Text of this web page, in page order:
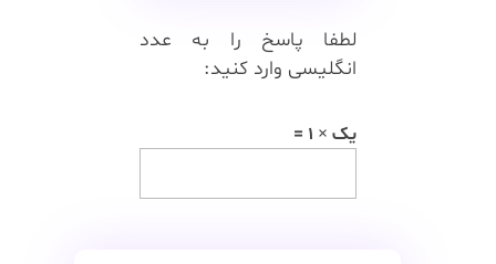
لطفا پاسخ را به عدد
انگلیسی وارد کنید:
یک × 1 =